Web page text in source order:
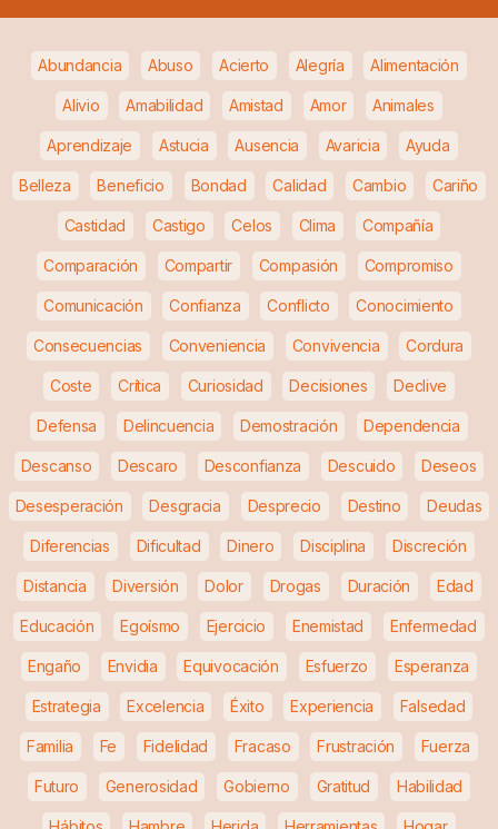
Abundancia Abuso Acierto Alegría Alimentación
Alivio Amabilidad Amistad Amor Animales
Aprendizaje Astucia Ausencia Avaricia Ayuda
Belleza Beneficio Bondad Calidad Cambio Cariño
Castidad Castigo Celos Clima Compañía
Comparación Compartir Compasión Compromiso
Comunicación Confianza Conflicto Conocimiento
Consecuencias Conveniencia Convivencia Cordura
Coste Crítica Curiosidad Decisiones Declive
Defensa Delincuencia Demostración Dependencia
Descanso Descaro Desconfianza Descuido Deseos
Desesperación Desgracia Desprecio Destino Deudas
Diferencias Dificultad Dinero Disciplina Discreción
Distancia Diversión Dolor Drogas Duración Edad
Educación Egoísmo Ejercicio Enemistad Enfermedad
Engaño Envidia Equivocación Esfuerzo Esperanza
Estrategia Excelencia Éxito Experiencia Falsedad
Familia Fe Fidelidad Fracaso Frustración Fuerza
Futuro Generosidad Gobierno Gratitud Habilidad